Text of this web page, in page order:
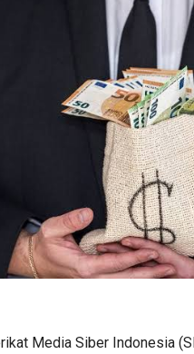
Media Siber Indonesia